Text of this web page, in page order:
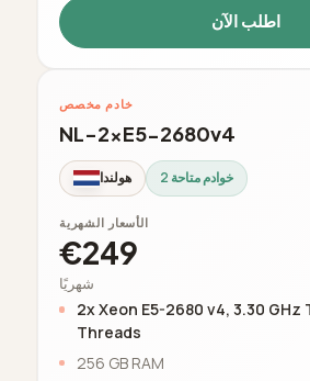
اطلب الآن
خادم مخصص
NL-2xE5-2680v4
هولندا 2 خوادم متاحة
الأسعار الشهرية
€249
شهريًا
2x Xeon E5-2680 v4, 3.30 GHz
Threads
256 GB RAM